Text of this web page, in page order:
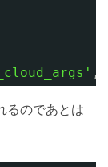
,
るのであとは